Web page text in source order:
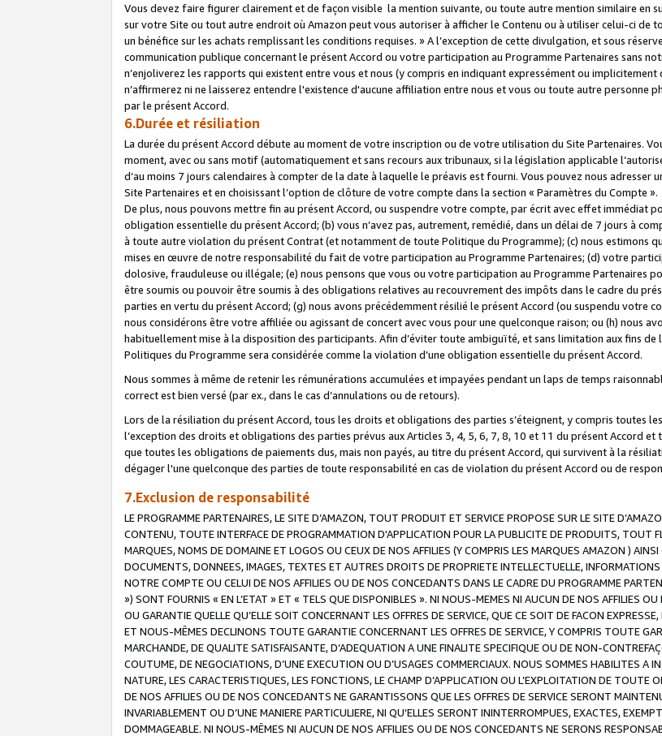
Vous devez faire figurer clairement et de façon visible la mention suivante, ou toute autre mention similaire en
sur votre Site ou tout autre endroit où Amazon peut vous autoriser à afficher le Contenu ou à utiliser celui-ci de
un bénéfice sur les achats remplissant les conditions requises. » A l’exception de cette divulgation, et sous
communication publique concernant le présent Accord ou votre participation au Programme Partenaires sans
n’enjoliverez les rapports qui existent entre vous et nous (y compris en indiquant expressément ou
n’affirmerez ni ne laisserez entendre l'existence d'aucune affiliation entre nous et vous ou toute autre personne
par le présent Accord.
6.Durée et résiliation
La durée du présent Accord débute au moment de votre inscription ou de votre utilisation du Site Partenaires.
moment, avec ou sans motif (automatiquement et sans recours aux tribunaux, si la législation applicable
d’au moins 7 jours calendaires à compter de la date à laquelle le préavis est fourni. Vous pouvez nous adresser
Site Partenaires et en choisissant l’option de clôture de votre compte dans la section « Paramètres du Compte ».
De plus, nous pouvons mettre fin au présent Accord, ou suspendre votre compte, par écrit avec effet immédiat
obligation essentielle du présent Accord; (b) vous n’avez pas, autrement, remédié, dans un délai de 7 jours à
à toute autre violation du présent Contrat (et notamment de toute Politique du Programme); (c) nous estimons
mises en œuvre de notre responsabilité du fait de votre participation au Programme Partenaires; (d) votre
dolosive, frauduleuse ou illégale; (e) nous pensons que vous ou votre participation au Programme Partenaires
être soumis ou pouvoir être soumis à des obligations relatives au recouvrement des impôts dans le cadre du
parties en vertu du présent Accord; (g) nous avons précédemment résilié le présent Accord (ou suspendu votre
nous considérons être votre affiliée ou agissant de concert avec vous pour une quelconque raison; ou (h) nous
habituellement mise à la disposition des participants. Afin d’éviter toute ambiguïté, et sans limitation aux fins de
Politiques du Programme sera considérée comme la violation d’une obligation essentielle du présent Accord.
Nous sommes à même de retenir les rémunérations accumulées et impayées pendant un laps de temps
correct est bien versé (par ex., dans le cas d’annulations ou de retours).
Lors de la résiliation du présent Accord, tous les droits et obligations des parties s’éteignent, y compris toutes
l’exception des droits et obligations des parties prévus aux Articles 3, 4, 5, 6, 7, 8, 10 et 11 du présent Accord
que toutes les obligations de paiements dus, mais non payés, au titre du présent Accord, qui survivent à la
dégager l'une quelconque des parties de toute responsabilité en cas de violation du présent Accord ou de
7.Exclusion de responsabilité
LE PROGRAMME PARTENAIRES, LE SITE D’AMAZON, TOUT PRODUIT ET SERVICE PROPOSE SUR LE SITE
CONTENU, TOUTE INTERFACE DE PROGRAMMATION D'APPLICATION POUR LA PUBLICITE DE PRODUITS, TOUT
MARQUES, NOMS DE DOMAINE ET LOGOS OU CEUX DE NOS AFFILIES (Y COMPRIS LES MARQUES AMAZON )
DOCUMENTS, DONNEES, IMAGES, TEXTES ET AUTRES DROITS DE PROPRIETE INTELLECTUELLE,
NOTRE COMPTE OU CELUI DE NOS AFFILIES OU DE NOS CONCEDANTS DANS LE CADRE DU PROGRAMME
») SONT FOURNIS « EN L’ETAT » ET « TELS QUE DISPONIBLES ». NI NOUS-MEMES NI AUCUN DE NOS AFFILIES
OU GARANTIE QUELLE QU’ELLE SOIT CONCERNANT LES OFFRES DE SERVICE, QUE CE SOIT DE FACON
ET NOUS-MÊMES DECLINONS TOUTE GARANTIE CONCERNANT LES OFFRES DE SERVICE, Y COMPRIS TOUTE
MARCHANDE, DE QUALITE SATISFAISANTE, D’ADEQUATION A UNE FINALITE SPECIFIQUE OU DE NON-
COUTUME, DE NEGOCIATIONS, D’UNE EXECUTION OU D’USAGES COMMERCIAUX. NOUS SOMMES HABILITES A
NATURE, LES CARACTERISTIQUES, LES FONCTIONS, LE CHAMP D’APPLICATION OU L’EXPLOITATION DE TOUTE
DE NOS AFFILIES OU DE NOS CONCEDANTS NE GARANTISSONS QUE LES OFFRES DE SERVICE SERONT
INVARIABLEMENT OU D’UNE MANIERE PARTICULIERE, NI QU’ELLES SERONT ININTERROMPUES, EXACTES,
DOMMAGEABLE. NI NOUS-MÊMES NI AUCUN DE NOS AFFILIES OU DE NOS CONCEDANTS NE SERONS